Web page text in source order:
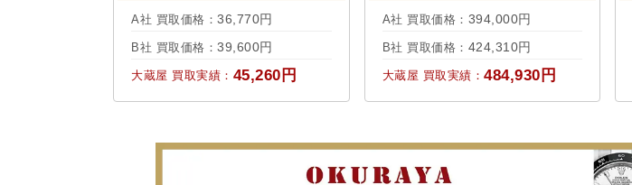
A社 買取価格： 36,770円
B社 買取価格： 39,600円
大蔵屋 買取実績： 45,260円
A社 買取価格： 394,000円
B社 買取価格： 424,310円
大蔵屋 買取実績： 484,930円